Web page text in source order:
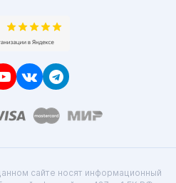
сайте носят информационный